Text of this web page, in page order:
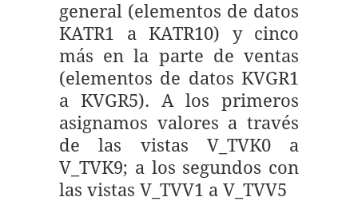
general (elementos de datos
KATR1 a KATR10) y cinco
más en la parte de ventas
(elementos de datos KVGR1
a KVGR5). A los primeros
asignamos valores a través
de las vistas V_TVK0 a
V_TVK9; a los segundos con
las vistas V_TVV1 a V_TVV5